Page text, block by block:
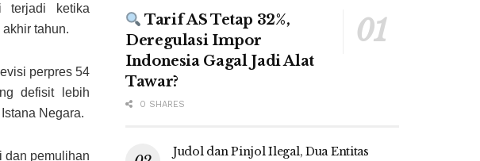
terjadi ketika
tahun.
perpres 54
defisit lebih
Negara.
dan pemulihan
Tarif AS Tetap 32%,
Deregulasi Impor
Indonesia Gagal Jadi Alat
Tawar?
0 SHARES
Judol dan Pinjol Ilegal, Dua Entitas